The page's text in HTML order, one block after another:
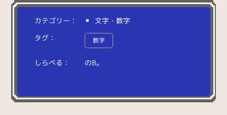
カテゴリー：
文字・数字
タグ：
数字
しらべる： の8。